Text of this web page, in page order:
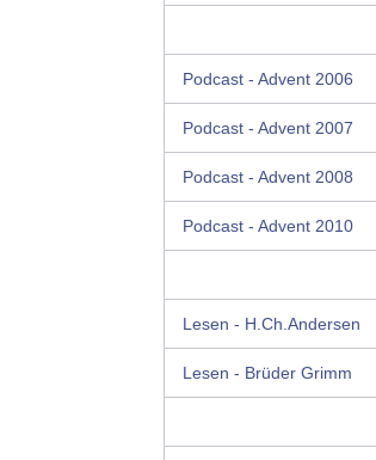
Podcast - Advent 2006
Podcast - Advent 2007
Podcast - Advent 2008
Podcast - Advent 2010
Lesen - H.Ch.Andersen
Lesen - Brüder Grimm